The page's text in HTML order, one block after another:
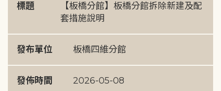
標題
【板橋分館】板橋分館拆除新建及配
套措施說明
發布單位 板橋四維分館
發佈時間 2026-05-08